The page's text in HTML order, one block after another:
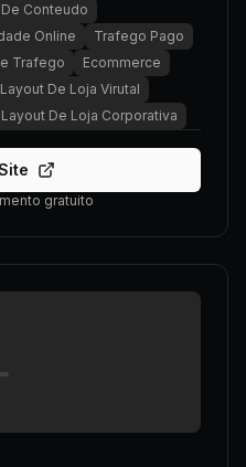
Conteudo
Online
Trafego Pago
Trafego
Ecommerce
Layout De Loja Virutal
Layout De Loja Corporativa
gratuito